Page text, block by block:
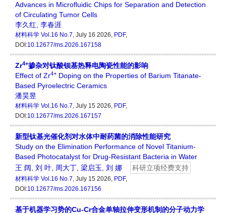
Advances in Microfluidic Chips for Separation and Detection
of Circulating Tumor Cells
李久红 李春涯
材料科学 Vol.16 No.7, July 16 2026, PDF,
DOI:10.12677/ms.2026.167158
Zr4+掺杂对钛酸钡基热释电陶瓷性能的影响
Effect of Zr4+ Doping on the Properties of Barium Titanate-
Based Pyroelectric Ceramics
潘昊昱
材料科学 Vol.16 No.7, July 15 2026, PDF,
DOI:10.12677/ms.2026.167157
新型钛基光催化剂对水体中耐药菌的消除性能研究
Study on the Elimination Performance of Novel Titanium-
Based Photocatalyst for Drug-Resistant Bacteria in Water
王 阔 刘 叶 周大丁 梁启玉 刘 娜 科研立项经费支持
材料科学 Vol.16 No.7, July 15 2026, PDF,
DOI:10.12677/ms.2026.167156
基于机器学习势的Cu-Cr合金单轴拉伸变形机制的分子动力学